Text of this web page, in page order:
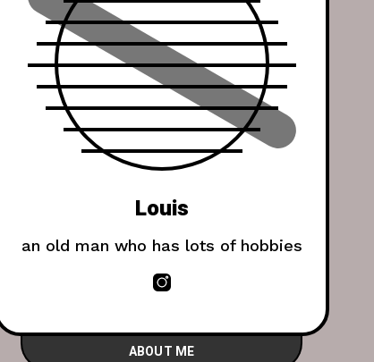
ABOUT ME
Louis
an old man who has lots of hobbies